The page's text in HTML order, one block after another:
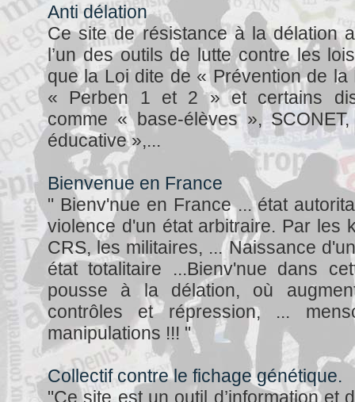
Anti délation
Ce site de résistance à la délation
l’un des outils de lutte contre les
que la Loi dite de « Prévention de la
« Perben 1 et 2 » et certains
comme « base-élèves »,
éducative »,...
Bienvenue en France
" Bienv'nue en France ... état
violence d'un état arbitraire. Par les
CRS, les militaires, ... Naissance
état totalitaire ...Bienv'nue dans
pousse à la délation, où
contrôles et répression, ...
manipulations !!! "
Collectif contre le fichage génétique.
"Ce site est un outil d’information et